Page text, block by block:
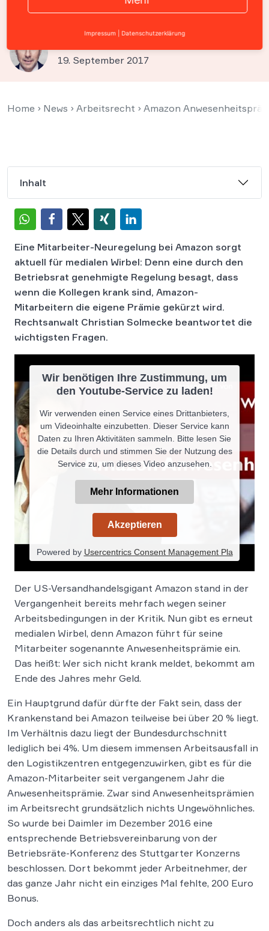
weniger
19. September 2017
Home › News › Arbeitsrecht › Amazon
Inhalt
Eine Mitarbeiter-Neuregelung bei Amazon sorgt
aktuell für medialen Wirbel: Denn eine durch den
Betriebsrat genehmigte Regelung besagt, dass
wenn die Kollegen krank sind, Amazon-
Mitarbeitern die eigene Prämie gekürzt wird.
Rechtsanwalt Christian Solmecke beantwortet die
wichtigsten Fragen.
Wir benötigen Ihre Zustimmung, um
den Youtube-Service zu laden!
Wir verwenden einen Service eines Drittanbieters,
um Videoinhalte einzubetten. Dieser Service kann
Daten zu Ihren Aktivitäten sammeln. Bitte lesen Sie
die Details durch und stimmen Sie der Nutzung des
Service zu, um dieses Video anzusehen.
Mehr Informationen
Akzeptieren
Powered by Usercentrics Consent Management Pla
tform
Der US-Versandhandelsgigant Amazon stand in der
Vergangenheit bereits mehrfach wegen seiner
Arbeitsbedingungen in der Kritik. Nun gibt es erneut
medialen Wirbel, denn Amazon führt für seine
Mitarbeiter sogenannte Anwesenheitsprämie ein.
Das heißt: Wer sich nicht krank meldet, bekommt am
Ende des Jahres mehr Geld.
Ein Hauptgrund dafür dürfte der Fakt sein, dass der
Krankenstand bei Amazon teilweise bei über 20 % liegt.
Im Verhältnis dazu liegt der Bundesdurchschnitt
lediglich bei 4%. Um diesem immensen Arbeitsausfall in
den Logistikzentren entgegenzuwirken, gibt es für die
Amazon-Mitarbeiter seit vergangenem Jahr die
Anwesenheitsprämie. Zwar sind Anwesenheitsprämien
im Arbeitsrecht grundsätzlich nichts Ungewöhnliches.
So wurde bei Daimler im Dezember 2016 eine
entsprechende Betriebsvereinbarung von der
Betriebsräte-Konferenz des Stuttgarter Konzerns
beschlossen. Dort bekommt jeder Arbeitnehmer, der
das ganze Jahr nicht ein einziges Mal fehlte, 200 Euro
Bonus.
Doch anders als das arbeitsrechtlich nicht zu
Impressum Datenschutzerklärung